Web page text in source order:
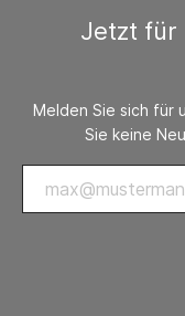
Jetzt für
Melden Sie sich für
Sie keine